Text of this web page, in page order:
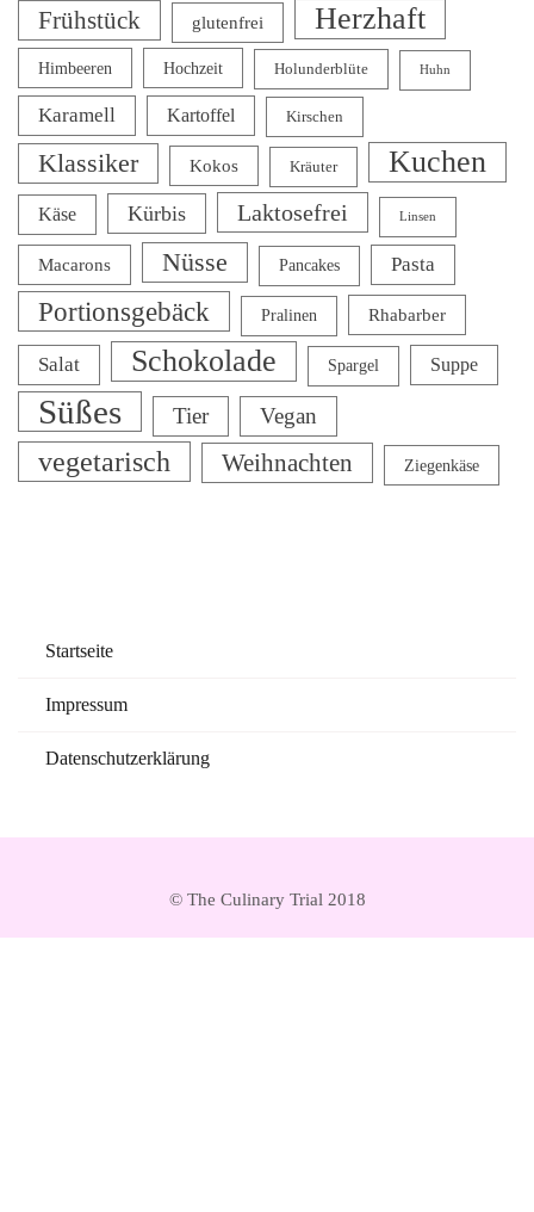
Frühstück glutenfrei Herzhaft
Himbeeren Hochzeit Holunderblüte Huhn
Karamell Kartoffel Kirschen
Klassiker Kokos Kräuter Kuchen
Käse Kürbis Laktosefrei Linsen
Macarons Nüsse Pancakes Pasta
Portionsgebäck Pralinen Rhabarber
Salat Schokolade Spargel Suppe
Süßes Tier Vegan
vegetarisch Weihnachten Ziegenkäse
Startseite
Impressum
Datenschutzerklärung
© The Culinary Trial 2018